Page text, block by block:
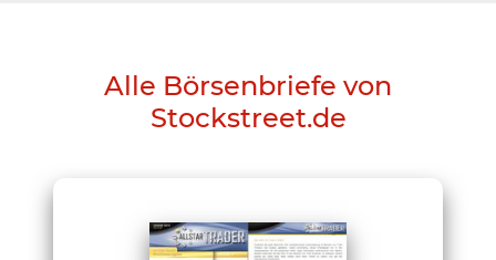
Alle Börsenbriefe von
Stockstreet.de